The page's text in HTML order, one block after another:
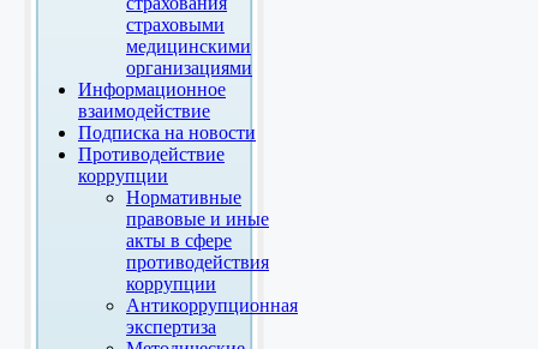
страховыми
медицинскими
организациями
Информационное
взаимодействие
Подписка на новости
Противодействие
коррупции
Нормативные
правовые и иные
акты в сфере
противодействия
коррупции
Антикоррупционная
экспертиза